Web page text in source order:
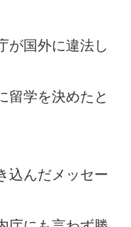
が国外に違法し
留学を決めたと
込んだメッセー